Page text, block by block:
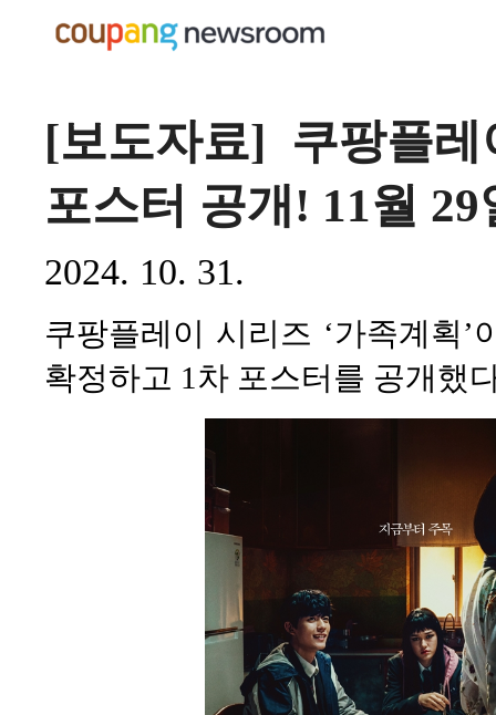
[보도자료] 쿠팡플
포스터 공개! 11월
2024. 10. 31.
쿠팡플레이 시리즈 ‘가족계획
확정하고 1차 포스터를 공개했